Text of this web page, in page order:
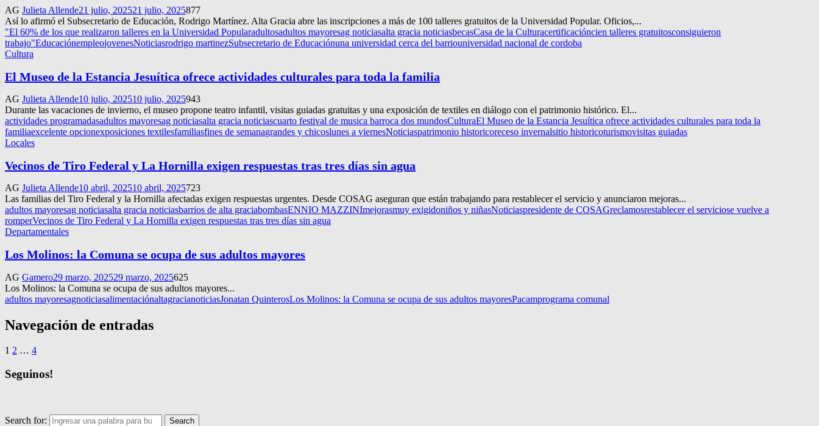
AG Julieta Allende21 julio, 202521 julio, 2025877
Así lo afirmó el Subsecretario de Educación, Rodrigo Martínez. Alta Gracia abre las inscripciones a más de 100 talleres gratuitos de la Universidad Popular. Oficios,...
"El 60% de los que realizaron talleres en la Universidad Popularadultosadultos mayoresag noticiasalta gracia noticiasbecasCasa de la Culturacertificacióncien talleres gratuitosconsiguieron
trabajo"EducaciónempleojovenesNoticiasrodrigo martinezSubsecretario de Educaciónuna universidad cerca del barriouniversidad nacional de cordoba
Cultura
El Museo de la Estancia Jesuítica ofrece actividades culturales para toda la familia
AG Julieta Allende10 julio, 202510 julio, 2025943
Durante las vacaciones de invierno, el museo propone teatro infantil, visitas guiadas gratuitas y una exposición de textiles en diálogo con el patrimonio histórico. El...
actividades programadasadultos mayoresag noticiasalta gracia noticiascuarto festival de musica barroca dos mundosCulturaEl Museo de la Estancia Jesuítica ofrece actividades culturales para toda la
familiaexcelente opcionexposiciones textilesfamiliasfines de semanagrandes y chicoslunes a viernesNoticiaspatrimonio historicoreceso invernalsitio historicoturismovisitas guiadas
Locales
Vecinos de Tiro Federal y La Hornilla exigen respuestas tras tres días sin agua
AG Julieta Allende10 abril, 202510 abril, 2025723
Las familias del Tiro Federal y la Hornilla afectadas exigen respuestas urgentes. Desde COSAG aseguran que están trabajando para restablecer el servicio y anunciaron mejoras...
adultos mayoresag noticiasalta gracia noticiasbarrios de alta graciabombasENNIO MAZZINImejorasmuy exigidoniños y niñasNoticiaspresidente de COSAGreclamosrestablecer el serviciose vuelve a
romperVecinos de Tiro Federal y La Hornilla exigen respuestas tras tres días sin agua
Departamentales
Los Molinos: la Comuna se ocupa de sus adultos mayores
AG Gamero29 marzo, 202529 marzo, 2025625
Los Molinos: la Comuna se ocupa de sus adultos mayores...
adultos mayoresagnoticiasalimentaciónaltagracianoticiasJonatan QuinterosLos Molinos: la Comuna se ocupa de sus adultos mayoresPacamprograma comunal
Navegación de entradas
1 2 … 4
Seguinos!
Search for: Search